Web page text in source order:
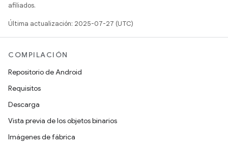
afiliados.
Última actualización: 2025-07-27 (UTC)
COMPILACIÓN
Repositorio de Android
Requisitos
Descarga
Vista previa de los objetos binarios
Imágenes de fábrica